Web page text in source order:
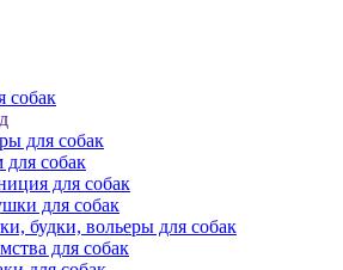
собак
для собак
для собак
для собак
для собак
будки, вольеры для собак
для собак